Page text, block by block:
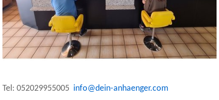
Tel: 052029955005 info@dein-anhaenger.com